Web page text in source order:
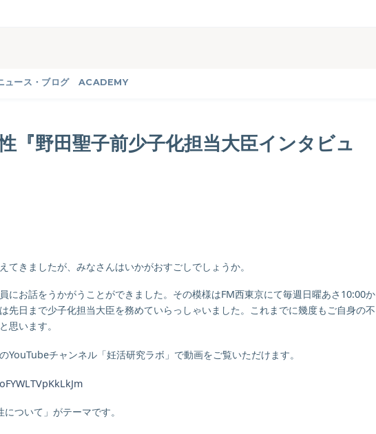
ュース・ブログ ACADEMY
『野田聖子前少子化担当大臣インタビュ
きましたが、みなさんはいかがおすごしでしょうか。
にお話をうかがうことができました。その模様はFM西東京にて毎週日曜あさ10:00か
先日まで少子化担当大臣を務めていらっしゃいました。これまでに幾度もご自身の不
思います。
チャンネル「妊活研究ラボ」で動画をご覧いただけます。
ついて」がテーマです。